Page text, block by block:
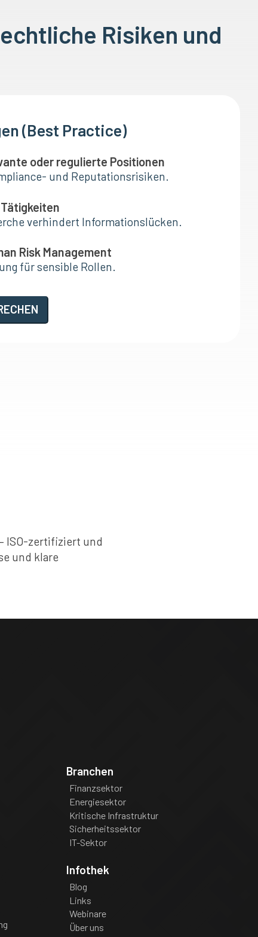
Risiken und
(Best Practice)
oder regulierte Positionen
und Reputationsrisiken.
verhindert Informationslücken.
Risk Management
für sensible Rollen.
ISO-zertifiziert und
und klare
Branchen
Finanzsektor
Energiesektor
Kritische Infrastruktur
Sicherheitssektor
IT-Sektor
Infothek
Blog
Links
Webinare
Über uns